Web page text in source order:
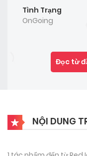
Tình Trạng
OnGoing
Đọc từ
NỘI DUNG